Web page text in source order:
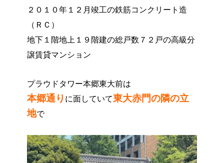
２０１０年１２月竣工の鉄筋コンクリート造
（ＲＣ）
地下１階地上１９階建の総戸数７２戸の高級分
譲賃貸マンション
プラウドタワー本郷東大前は
本郷通り に面していて東大赤門の隣の立
地で